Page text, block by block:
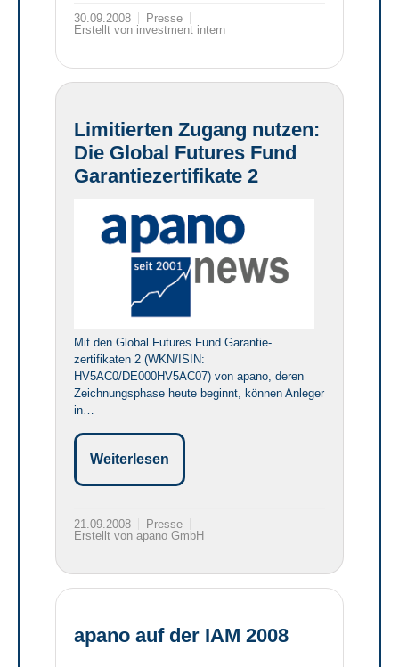
30.09.2008
Presse
Erstellt von investment intern
Limitierten Zugang nutzen:
Die Global Futures Fund
Garantiezertifikate 2
Mit den Global Futures Fund Garantie-
zertifikaten 2 (WKN/ISIN:
HV5AC0/DE000HV5AC07) von apano, deren
Zeichnungsphase heute beginnt, können Anleger
in…
Weiterlesen
21.09.2008
Presse
Erstellt von apano GmbH
apano auf der IAM 2008